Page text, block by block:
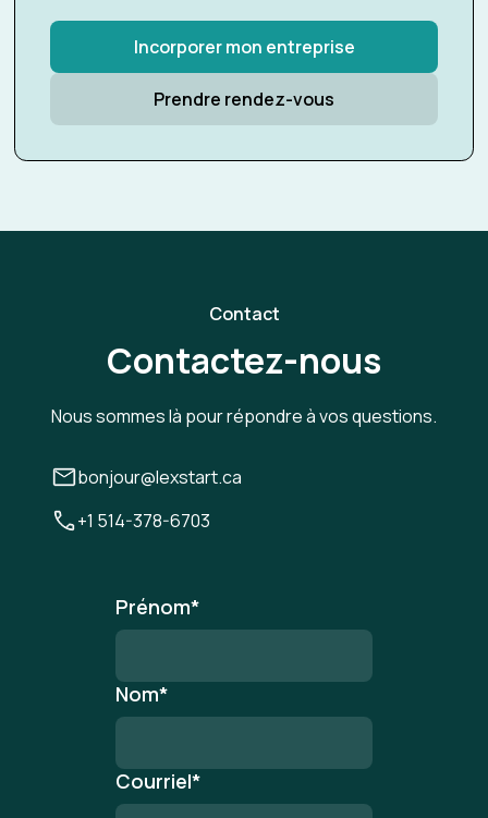
Incorporer mon entreprise
Prendre rendez-vous
Contact
Contactez-nous
Nous sommes là pour répondre à vos questions.
bonjour@lexstart.ca
+1 514-378-6703
Prénom*
Nom*
Courriel*